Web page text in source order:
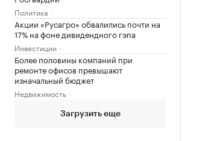
Политика
Акции «Русагро» обвалились почти на
17% на фоне дивидендного гэпа
Инвестиции
Более половины компаний при
ремонте офисов превышают
изначальный бюджет
Недвижимость
Загрузить еще